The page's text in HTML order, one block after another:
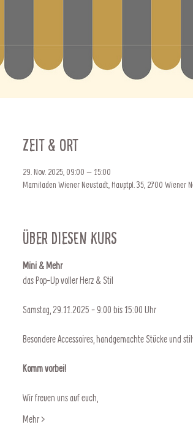
Zeit & Ort
29. Nov. 2025, 09:00 – 15:00
Mamiladen Wiener Neustadt, Hauptpl. 35, 2700 Wiener
Über diesen Kurs
Mini & Mehr
das Pop-Up voller Herz & Stil
Samstag, 29.11.2025 - 9:00 bis 15:00 Uhr
Besondere Accessoires, handgemachte Stücke und
Komm vorbei!
Wir freuen uns auf euch,
Mehr >